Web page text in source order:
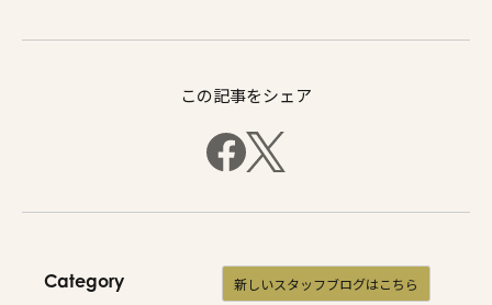
この記事をシェア
Category 新しいスタッフブログはこちら